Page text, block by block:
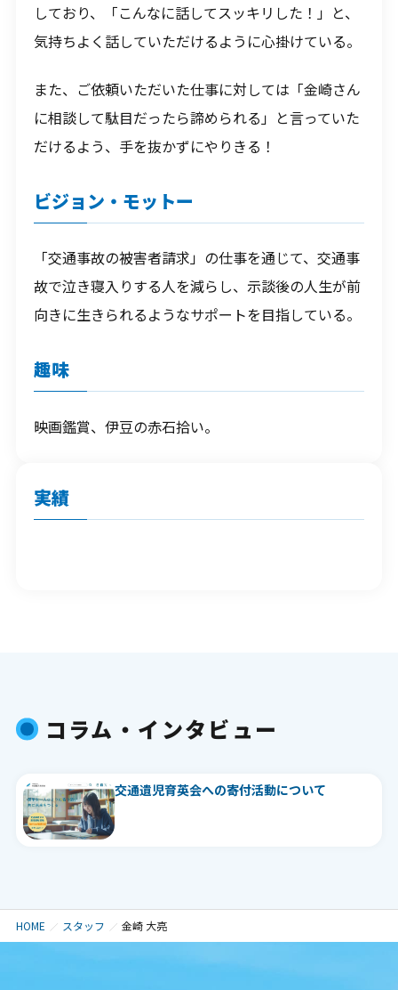
しており、「こんなに話してスッキリした！」と、
気持ちよく話していただけるように心掛けている。
また、ご依頼いただいた仕事に対しては「金崎さん
に相談して駄目だったら諦められる」と言っていた
だけるよう、手を抜かずにやりきる！
ビジョン・モットー
「交通事故の被害者請求」の仕事を通じて、交通事
故で泣き寝入りする人を減らし、示談後の人生が前
向きに生きられるようなサポートを目指している。
趣味
映画鑑賞、伊豆の赤石拾い。
実績
コラム・インタビュー
交通遺児育英会への寄付活動について
HOME スタッフ 金崎 大亮